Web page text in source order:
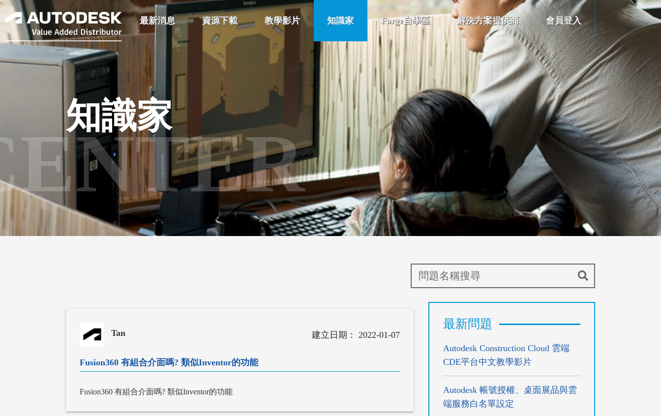
最新消息 資源下載 教學影片 知識家 Forge自學區 解決方案提供商 會員登入
知識家
Tan 2022-01-07
Fusion360 有組合介面嗎? 類似Inventor的功能
Fusion360 有組合介面嗎? 類似Inventor的功能
最新問題
Autodesk Construction Cloud 雲端
CDE平台中文教學影片
Autodesk 帳號授權、桌面展品與雲
端服務白名單設定